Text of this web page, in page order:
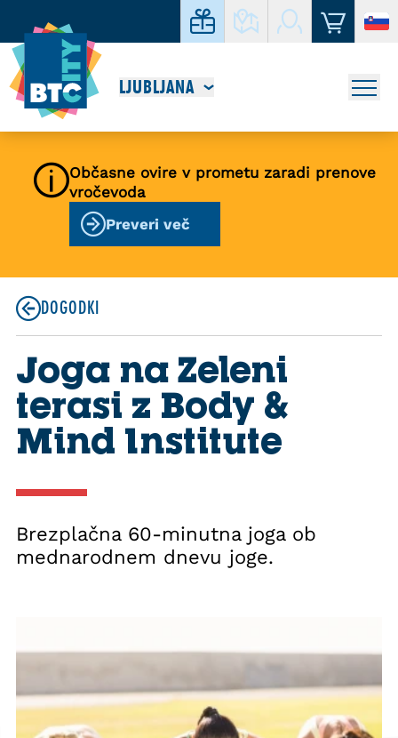
LJUBLJANA
Občasne ovire v prometu zaradi prenove
vročevoda
Preveri več
DOGODKI
Joga na Zeleni
terasi z Body &
Mind Institute
Brezplačna 60-minutna joga ob
mednarodnem dnevu joge.